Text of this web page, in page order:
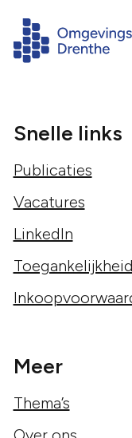
Snelle links
Publicaties
Vacatures
LinkedIn
Meer
Thema’s